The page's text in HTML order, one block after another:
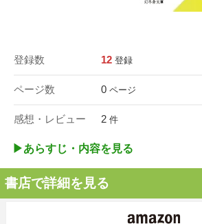
登録数 12 登録
ページ数 0 ページ
感想・レビュー 2 件
▶︎あらすじ・内容を見る
書店で詳細を見る